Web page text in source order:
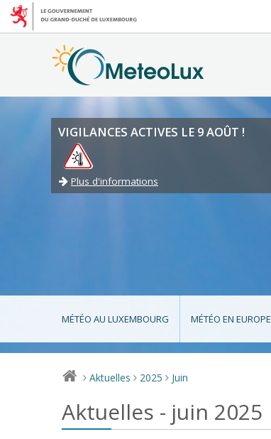
VIGILANCES ACTIVES LE 9 AOÛT !
Plus d'informations
MÉTÉO AU LUXEMBOURG MÉTÉO EN EUROPE
> Aktuelles > 2025 > Juin
Aktuelles - juin 2025